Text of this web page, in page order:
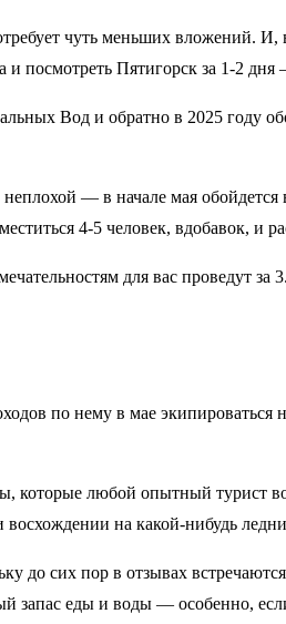
чуть меньших вложений.
посмотреть Пятигорск за 1-2
Вод и обратно в 2025 году
— в начале мая
4-5 человек, вдобавок, и
для вас проведут
по нему в мае экипироваться
которые любой опытный турист
на какой-нибудь
до сих пор в отзывах
запас еды и воды — особенно,